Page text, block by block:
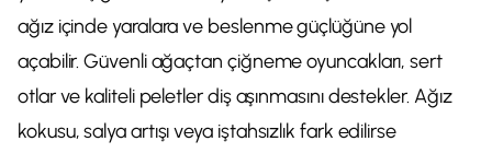
ağız içinde yaralara ve beslenme güçlüğüne yol
açabilir. Güvenli ağaçtan çiğneme oyuncakları, sert
otlar ve kaliteli peletler diş aşınmasını destekler. Ağız
kokusu, salya artışı veya iştahsızlık fark edilirse